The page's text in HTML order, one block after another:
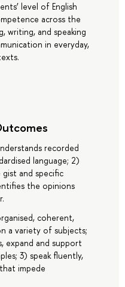
level of English
across the
writing, and speaking
in everyday,
recorded
language; 2)
and specific
the opinions
coherent,
a variety of subjects;
expand and support
3) speak fluently,
impede